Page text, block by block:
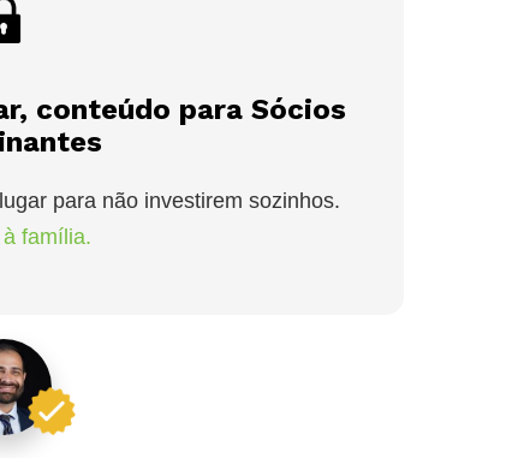
conteúdo para Sócios
para não investirem sozinhos.
família.